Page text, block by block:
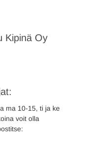
Kipinä Oy
ma 10-15, ti ja ke
voit olla